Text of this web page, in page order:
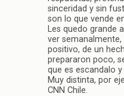
sinceridad y sin
son lo que vende
Les quedo grande
ver
positivo, de un
prepararon poco,
que es escandalo
Muy distinta, por
CNN Chile.